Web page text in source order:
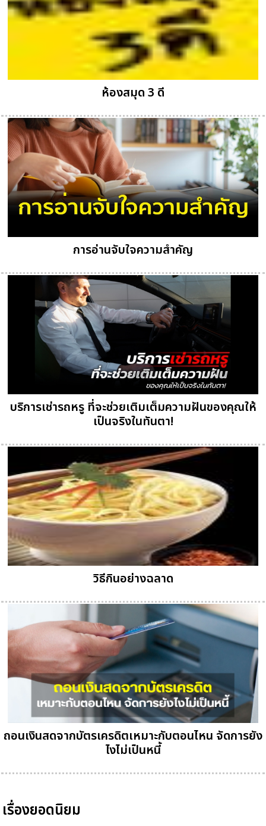
ห้องสมุด 3 ดี
การอ่านจับใจความสำคัญ
บริการเช่ารถหรู ที่จะช่วยเติมเต็มความฝันของคุณให้
เป็นจริงในทันตา!
วิธีกินอย่างฉลาด
ถอนเงินสดจากบัตรเครดิตเหมาะกับตอนไหน จัดการยัง
ไงไม่เป็นหนี้
เรื่องยอดนิยม